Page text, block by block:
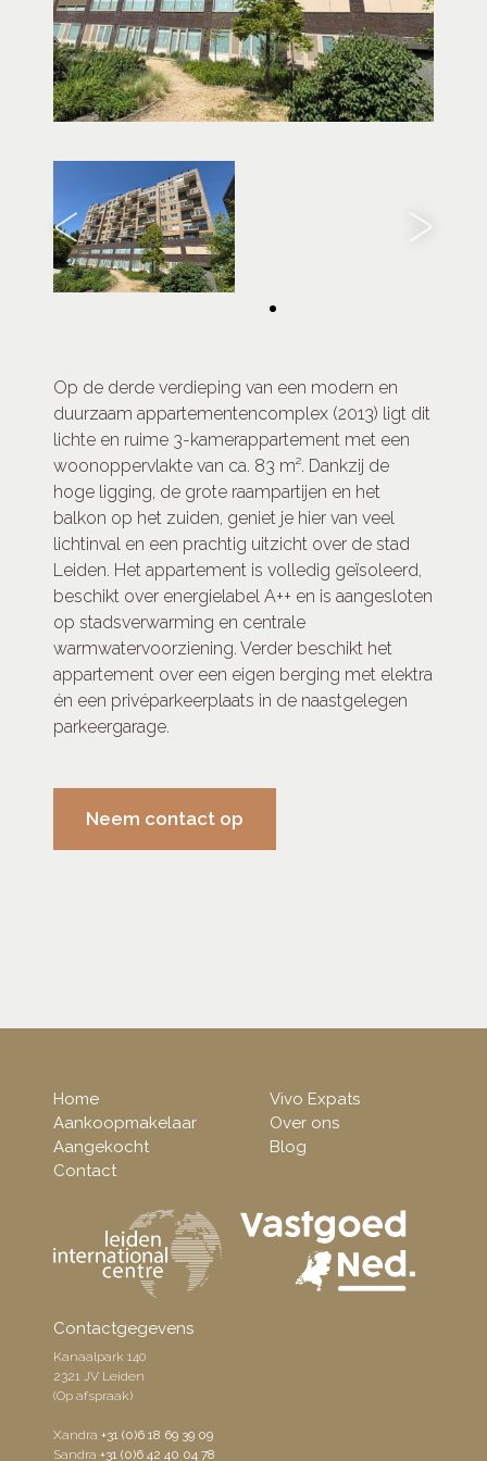
Op de derde verdieping van een modern en
duurzaam appartementencomplex (2013) ligt dit
lichte en ruime 3-kamerappartement met een
woonoppervlakte van ca. 83 m². Dankzij de
hoge ligging, de grote raampartijen en het
balkon op het zuiden, geniet je hier van veel
lichtinval en een prachtig uitzicht over de stad
Leiden. Het appartement is volledig geïsoleerd,
beschikt over energielabel A++ en is aangesloten
op stadsverwarming en centrale
warmwatervoorziening. Verder beschikt het
appartement over een eigen berging met elektra
én een privéparkeerplaats in de naastgelegen
parkeergarage.
Neem contact op
Home
Aankoopmakelaar
Aangekocht
Vivo Expats
Over ons
Blog
Contact
Contactgegevens
Kanaalpark 140
2321 JV Leiden
(Op afspraak)
Xandra+31 (0)6 18 69 39 09
Sandra+31 (0)6 42 40 04 78